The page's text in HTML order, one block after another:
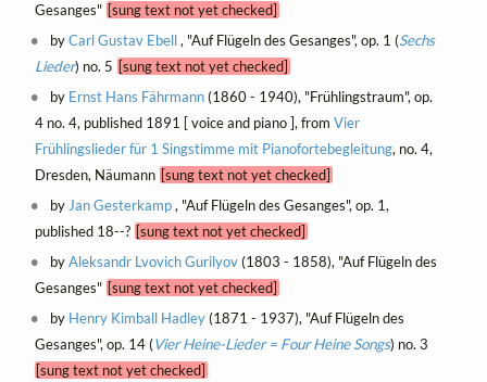
Gesanges" [sung text not yet checked]
byCarl Gustav Ebell, "Auf Flügeln des Gesanges", op. 1 (Sechs
Lieder) no. 5 [sung text not yet checked]
by Ernst Hans Fährmann(1860 - 1940), "Frühlingstraum", op.
4 no. 4, published 1891 [ voice and piano ], from Vier
Frühlingslieder für 1 Singstimme mit Pianofortebegleitung, no. 4,
Dresden, Näumann [sung text not yet checked]
by Jan Gesterkamp, "Auf Flügeln des Gesanges", op. 1,
published 18--? [sung text not yet checked]
byAleksandr Lvovich Gurilyov(1803 - 1858), "Auf Flügeln des
Gesanges" [sung text not yet checked]
by Henry Kimball Hadley(1871 - 1937), "Auf Flügeln des
Gesanges", op. 14 (Vier Heine-Lieder = Four Heine Songs) no. 3
[sung text not yet checked]